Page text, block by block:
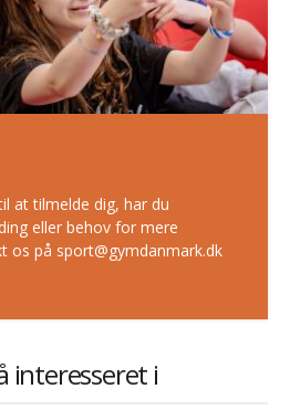
at tilmelde dig, har du
eller behov for mere
os på sport@gymdanmark.dk
interesseret i